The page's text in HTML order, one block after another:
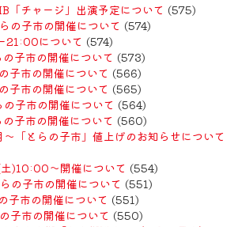
チャージ」出演予定について (575)
の子市の開催について (574)
21:00について (574)
子市の開催について (573)
市の開催について (566)
市の開催について (565)
子市の開催について (564)
子市の開催について (560)
「とらの子市」値上げのお知らせについて
)10:00～開催について (554)
の子市の開催について (551)
市の開催について (551)
子市の開催について (550)